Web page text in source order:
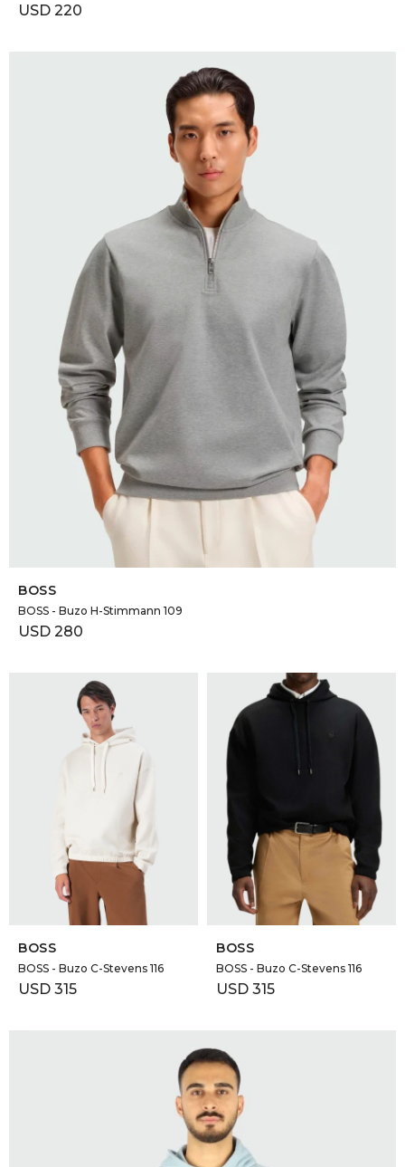
USD 220
SELECCIONAR TALLE
BOSS
BOSS - Buzo H-Stimmann 109
USD 280
SELECCIONAR TALLE
BOSS
BOSS - Buzo C-Stevens 116
USD 315
SELECCIONAR TALLE
BOSS
BOSS - Buzo C-Stevens 116
USD 315